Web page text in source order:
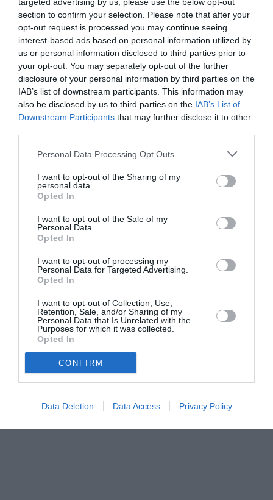
section to confirm your selection. Please note that after your
opt-out request is processed you may continue seeing
interest-based ads based on personal information utilized by
us or personal information disclosed to third parties prior to
your opt-out. You may separately opt-out of the further
disclosure of your personal information by third parties on the
IAB’s list of downstream participants. This information may
also be disclosed by us to third parties on the IAB’s List of
Downstream Participants that may further disclose it to other
Personal Data Processing Opt Outs
I want to opt-out of the Sharing of my
personal data.
Opted In
I want to opt-out of the Sale of my
Personal Data.
Opted In
I want to opt-out of processing my
Personal Data for Targeted Advertising.
Opted In
I want to opt-out of Collection, Use,
Retention, Sale, and/or Sharing of my
Personal Data that Is Unrelated with the
Purposes for which it was collected.
Opted In
CONFIRM
Data Deletion Data Access Privacy Policy
"ferma protesta per
quest’atto del Senato che trasformera’ il
pacchetto sicurezza in legge
dello Stato e valutera’ ulteriori iniziative di
contrasto sul piano
giuridico, cosi’ come valutera’, insieme alle
categorie professionali
coinvolte, linee di comportamento civile e di
tutela delle persone,
italiani, migranti, soprattutto bambini".